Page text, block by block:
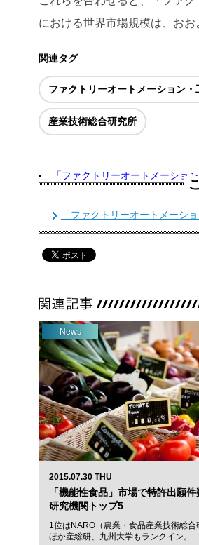
における世界市場規模は、おお
関連タグ
ファクトリーオートメーション
産業技術総合研究所
「ファクトリーオートメーショ
「ファクトリーオートメーシ
News
2015.07.30 THU
「機能性食品」市場で特許出願件
研究機関トップ5
1位はNARO（農業・食品産業技術総
ほか産総研、九州大学もランクイン。